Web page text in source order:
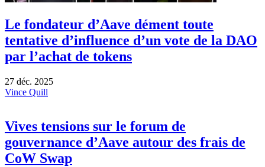
Le fondateur d’Aave dément toute
tentative d’influence d’un vote de la DAO
par l’achat de tokens
27 déc. 2025
Vince Quill
Vives tensions sur le forum de
gouvernance d’Aave autour des frais de
CoW Swap